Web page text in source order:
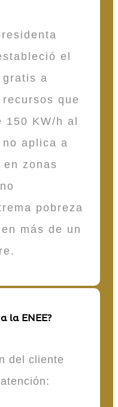
el
a
que
150 KW/h al
aplica a
en zonas
pobreza
más de un
la ENEE?
del cliente